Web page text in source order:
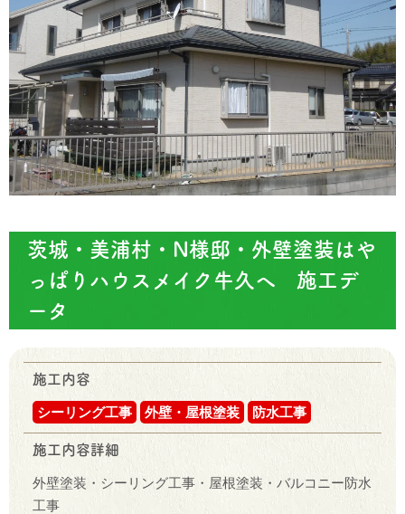
茨城・美浦村・N様邸・外壁塗装はや
っぱりハウスメイク牛久へ 施工デ
ータ
施工内容
シーリング工事 外壁・屋根塗装 防水工事
施工内容詳細
外壁塗装・シーリング工事・屋根塗装・バルコニー防水
工事